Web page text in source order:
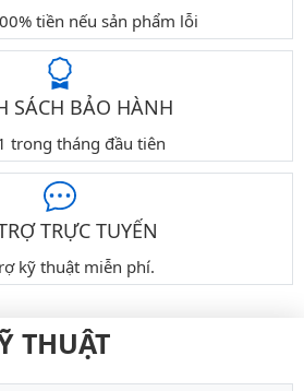
tiền nếu sản phẩm lỗi
SÁCH BẢO HÀNH
trong tháng đầu tiên
TRỰC TUYẾN
kỹ thuật miễn phí.
THUẬT